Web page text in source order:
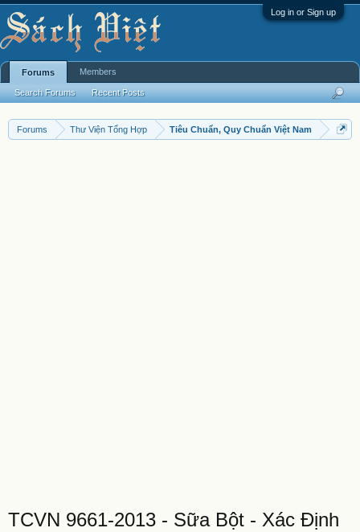
Log in or Sign up
Forums Thư Viện Tổng Hợp Tiêu Chuẩn, Quy Chuẩn Việt Nam
TCVN 9661-2013 - Sữa Bột - Xác Định
Forums
Search Forums Recent Posts
Members